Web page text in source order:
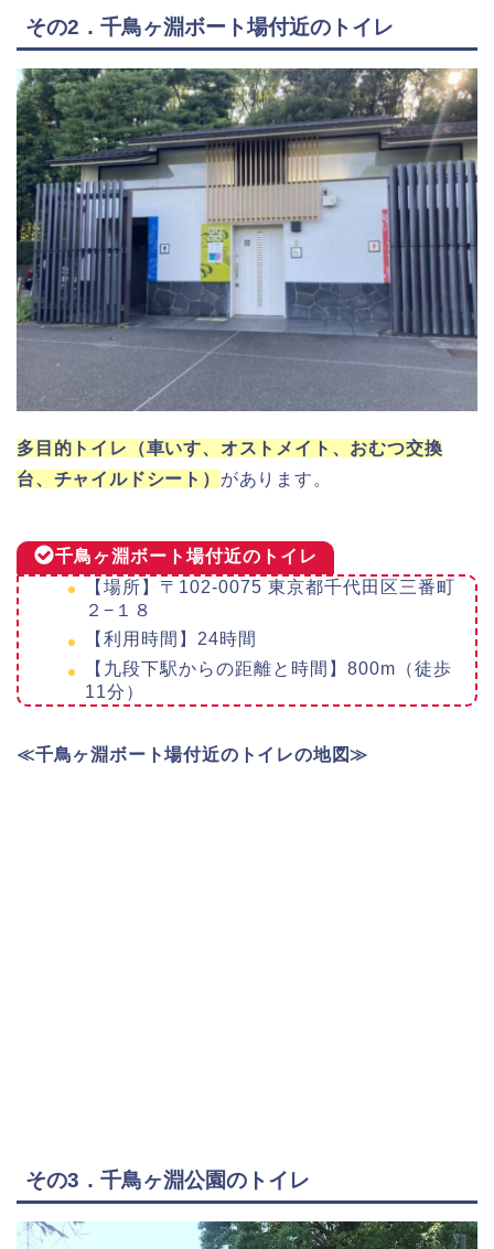
その2．千鳥ヶ淵ボート場付近のトイレ
多目的トイレ（車いす、オストメイト、おむつ交換
台、チャイルドシート） があります。
千鳥ヶ淵ボート場付近のトイレ
【場所】〒102-0075 東京都千代田区三番町
２−１８
【利用時間】24時間
【九段下駅からの距離と時間】800m（徒歩
11分）
≪千鳥ヶ淵ボート場付近の トイレの地図≫
その3．千鳥ヶ淵公園のトイレ